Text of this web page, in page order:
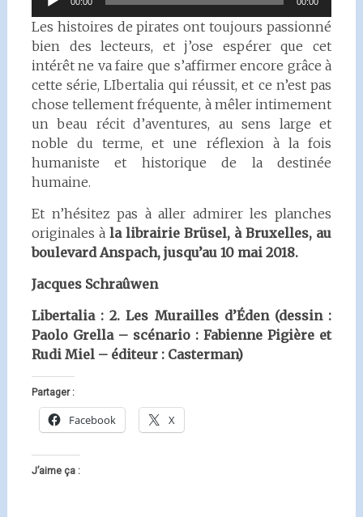
Les histoires de pirates ont toujours passionné
bien des lecteurs, et j’ose espérer que cet
intérêt ne va faire que s’affirmer encore grâce à
cette série, LIbertalia qui réussit, et ce n’est pas
chose tellement fréquente, à mêler intimement
un beau récit d’aventures, au sens large et
noble du terme, et une réflexion à la fois
humaniste et historique de la destinée
humaine.
Et n’hésitez pas à aller admirer les planches
originales à la librairie Brüsel, à Bruxelles, au
boulevard Anspach, jusqu’au 10 mai 2018.
Jacques Schraûwen
Libertalia : 2. Les Murailles d’Éden (dessin :
Paolo Grella – scénario : Fabienne Pigière et
Rudi Miel – éditeur : Casterman)
Partager :
Facebook X
J’aime ça :